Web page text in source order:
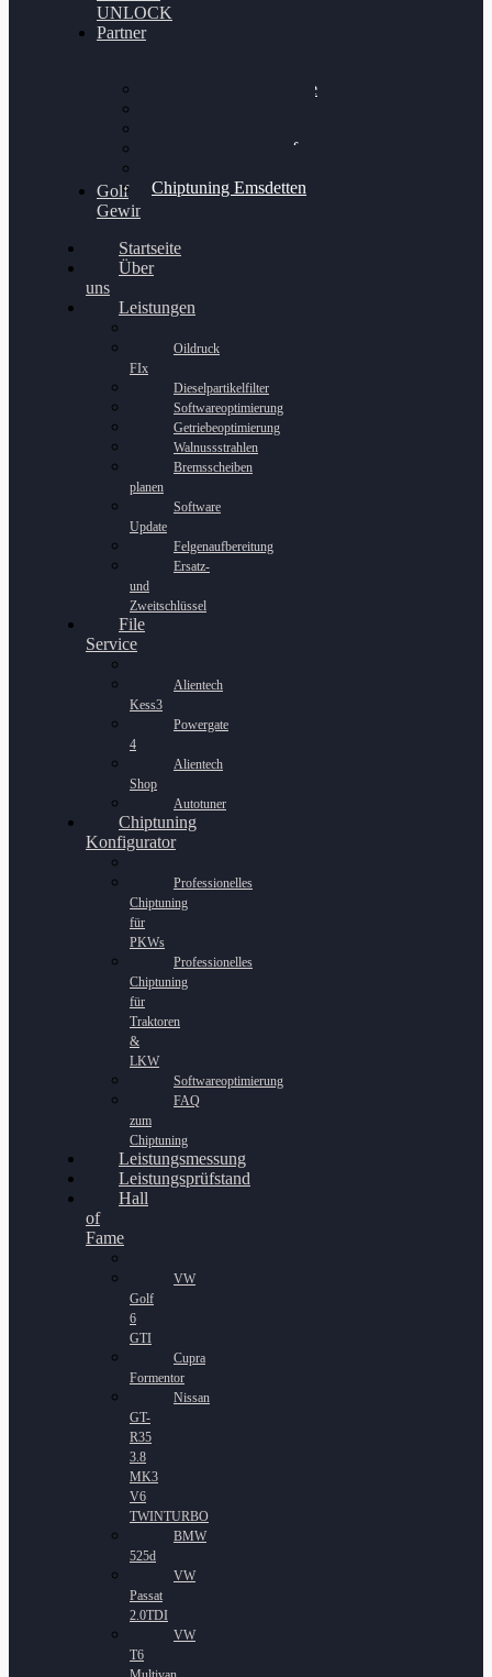
UNLOCK
Partner
Bilgenroth Performance
Chiptuning Schüttorf
Chiptuning Emsdetten
Golf
Gewinnspiel
Startseite
Über
uns
Leistungen
Oildruck
FIx
Dieselpartikelfilter
Softwareoptimierung
Getriebeoptimierung
Walnussstrahlen
Bremsscheiben
planen
Software
Update
Felgenaufbereitung
Ersatz-
und
Zweitschlüssel
File
Service
Alientech
Kess3
Powergate
4
Alientech
Shop
Autotuner
Chiptuning
Konfigurator
Professionelles
Chiptuning
für
PKWs
Professionelles
Chiptuning
für
Traktoren
&
LKW
Softwareoptimierung
FAQ
zum
Chiptuning
Leistungsmessung
Leistungsprüfstand
Hall
of
Fame
VW
Golf
6
GTI
Cupra
Formentor
Nissan
GT-
R35
3.8
MK3
V6
TWINTURBO
BMW
525d
VW
Passat
2.0TDI
VW
T6